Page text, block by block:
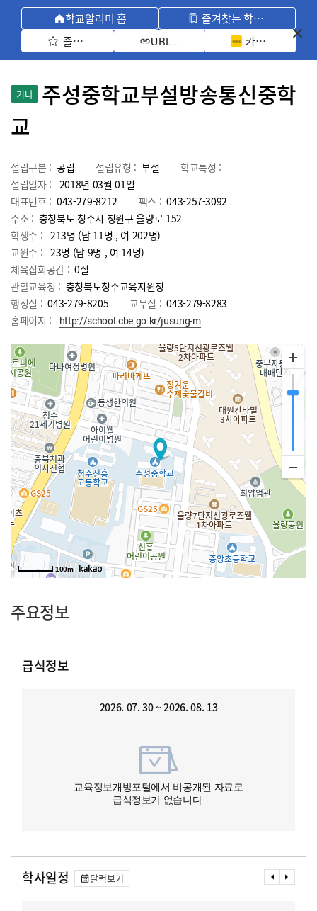
학교알리미 홈
즐겨찾는 학교 모아보기
즐겨찾기 선택
URL 복사 카카오톡 공유
기타
주성중학교부설방송통신중학
교
설립구분 : 공립 설립유형 : 부설
학교특성 :
설립일자 : 2018년 03월 01일
대표번호 : 043-279-8212 팩스 : 043-257-3092
주소 : 충청북도 청주시 청원구 율량로 152
학생수 : 213명 (남 11명 , 여 202명)
교원수 : 23명 (남 9명 , 여 14명)
체육집회공간 : 0실
관할교육청 : 충청북도청주교육지원청
행정실 : 043-279-8205 교무실 : 043-279-8283
홈페이지 :
http://school.cbe.go.kr/jusung-m
100m
주요정보
급식정보
2026. 07. 30 ~ 2026. 08. 13
교육정보개방포털에서 비공개된 자료로
급식정보가 없습니다.
학사일정 달력보기